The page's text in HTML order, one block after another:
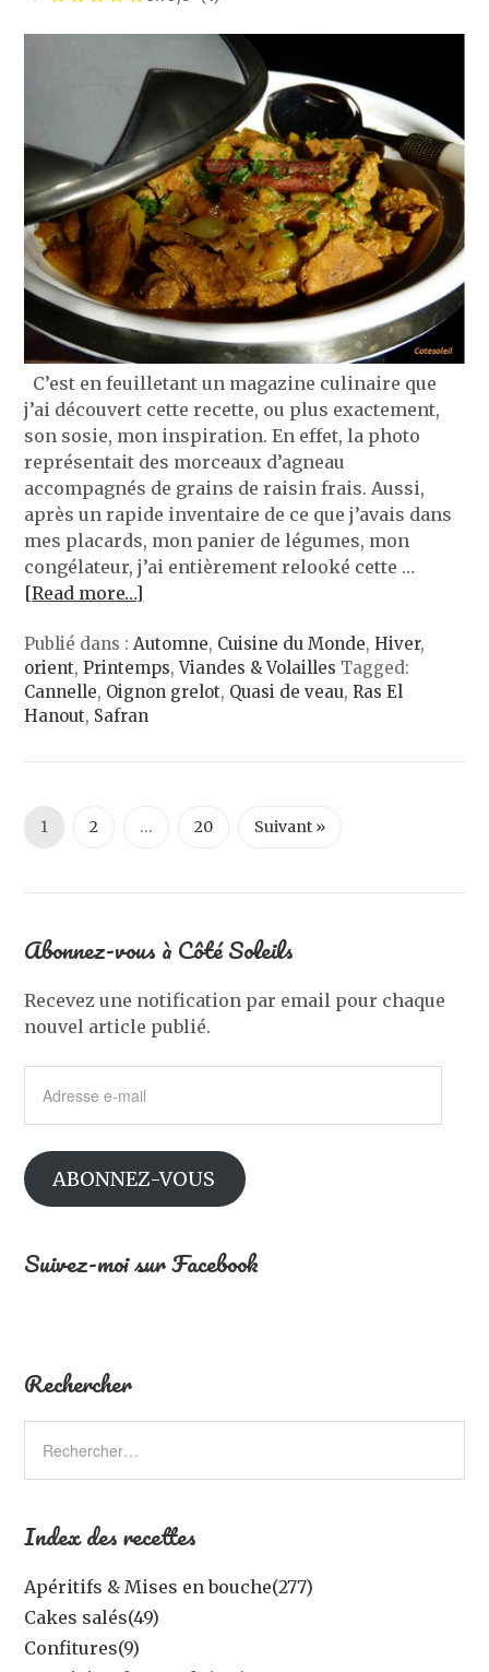
C’est en feuilletant un magazine culinaire que
j’ai découvert cette recette, ou plus exactement,
son sosie, mon inspiration. En effet, la photo
représentait des morceaux d’agneau
accompagnés de grains de raisin frais. Aussi,
après un rapide inventaire de ce que j’avais dans
mes placards, mon panier de légumes, mon
congélateur, j’ai entièrement relooké cette …
[Read more…]
Publié dans :Automne, Cuisine du Monde,Hiver,
orient,Printemps,Viandes & Volailles Tagged:
Cannelle, Oignon grelot, Quasi de veau,Ras El
Hanout, Safran
1 2 … 20 Suivant »
Abonnez-vous à Côté Soleils
Recevez une notification par email pour chaque
nouvel article publié.
mail
ABONNEZ-VOUS
Suivez-moi sur Facebook
Rechercher
Index des recettes
Apéritifs & Mises en bouche(277)
Cakes salés(49)
Confitures(9)